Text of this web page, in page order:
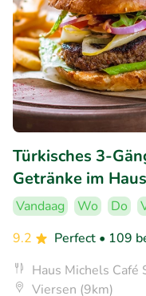
Türkisches 3-
Getränke im
Vandaag Wo Do
9.2
Perfect • 109
Haus Michels Café
Viersen (9km)